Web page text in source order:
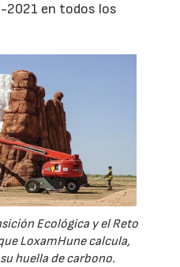
2021 en todos los
Ecológica y el Reto
LoxamHune calcula,
huella de carbono.